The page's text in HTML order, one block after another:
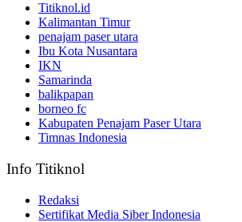
Titiknol.id
Kalimantan Timur
penajam paser utara
Ibu Kota Nusantara
IKN
Samarinda
balikpapan
borneo fc
Kabupaten Penajam Paser Utara
Timnas Indonesia
Info Titiknol
Redaksi
Sertifikat Media Siber Indonesia